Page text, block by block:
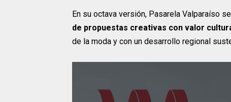
En su octava versión, Pasarela Valparaíso
de propuestas creativas con valor
de la moda y con un desarrollo regional